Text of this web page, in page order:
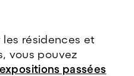
les résidences et
vous pouvez
expositions passées